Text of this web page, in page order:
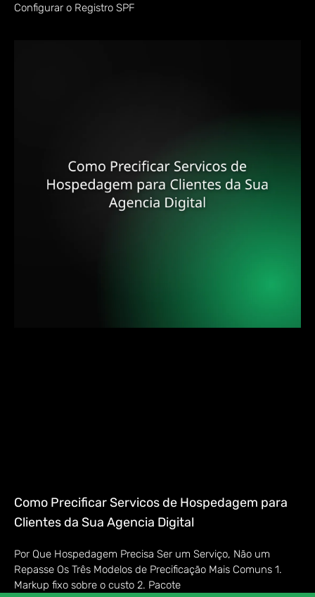
Configurar o Registro SPF
Como Precificar Servicos de Hospedagem para
Clientes da Sua Agencia Digital
Por Que Hospedagem Precisa Ser um Serviço, Não um
Repasse Os Três Modelos de Precificação Mais Comuns 1.
Markup fixo sobre o custo 2. Pacote